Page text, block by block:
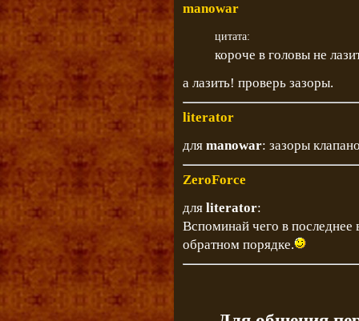
manowar
цитата:
короче в головы не
а лазить! проверь зазоры.
literator
для manowar: зазоры
ZeroForce
для literator:
Вспоминай чего в последнее
обратном порядке.